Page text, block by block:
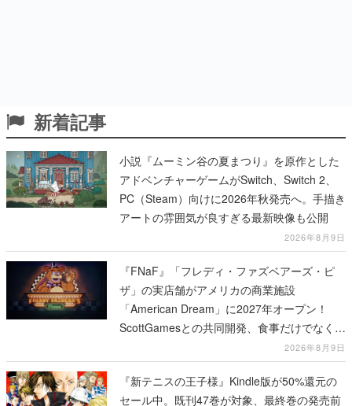
新着記事
小説『ムーミン谷の夏まつり』を原作とした
アドベンチャーゲームがSwitch、Switch 2、
PC（Steam）向けに2026年秋発売へ。手描き
アートの雰囲気が良すぎる最新映像も公開
2026年8月9日
『FNaF』「フレディ・ファズベアーズ・ピ
ザ」の実店舗がアメリカの商業施設
「American Dream」に2027年オープン！
ScottGamesとの共同開発、食事だけでなくス
テージショーや没入型のホラー体験も楽しめ
る
2026年8月9日
『新テニスの王子様』Kindle版が50%還元の
セール中。既刊47巻が対象、最終巻の発売前